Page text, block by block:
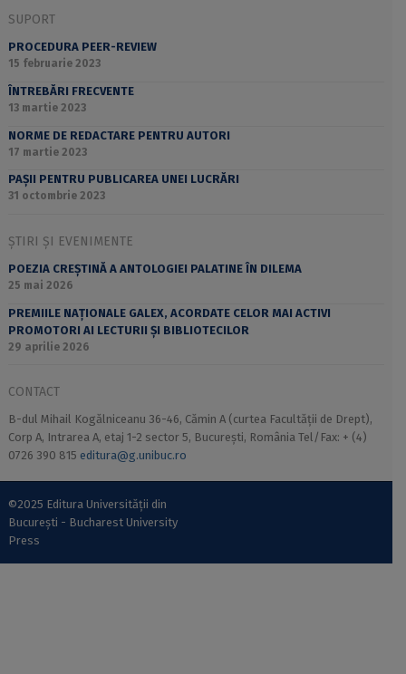
SUPORT
PROCEDURA PEER-REVIEW
15 februarie 2023
ÎNTREBĂRI FRECVENTE
13 martie 2023
NORME DE REDACTARE PENTRU AUTORI
17 martie 2023
PAȘII PENTRU PUBLICAREA UNEI LUCRĂRI
31 octombrie 2023
ȘTIRI ȘI EVENIMENTE
POEZIA CREȘTINĂ A ANTOLOGIEI PALATINE ÎN DILEMA
25 mai 2026
PREMIILE NAȚIONALE GALEX, ACORDATE CELOR MAI ACTIVI
PROMOTORI AI LECTURII ȘI BIBLIOTECILOR
29 aprilie 2026
CONTACT
B-dul Mihail Kogălniceanu 36-46, Cămin A (curtea Facultății de Drept),
Corp A, Intrarea A, etaj 1-2 sector 5, București, România Tel/Fax: + (4)
0726 390 815 editura@g.unibuc.ro
©2025 Editura Universității din
București - Bucharest University
Press